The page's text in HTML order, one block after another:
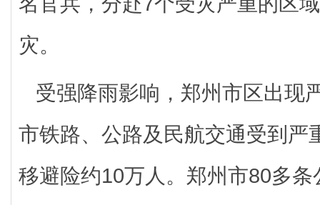
灾。
受强降雨影响，郑州市区出现
市铁路、公路及民航交通受到严
移避险约10万人。郑州市80多